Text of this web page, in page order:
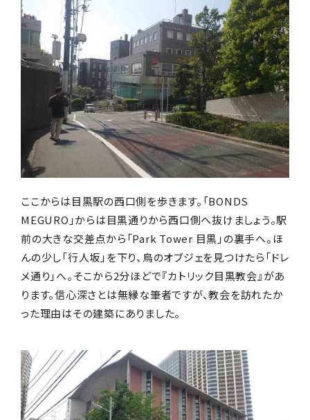
ここからは目黒駅の西口側を歩きます。「BONDS
MEGURO」からは目黒通りから西口側へ抜けましょう。駅
前の大きな交差点から「Park Tower 目黒」の裏手へ。ほ
んの少し「行人坂」を下り、鳥のオブジェを見つけたら「ドレ
メ通り」へ。そこから2分ほどで『カトリック目黒教会』があ
ります。信心深さとは無縁な筆者ですが、教会を訪れたか
った理由はその建築にありました。